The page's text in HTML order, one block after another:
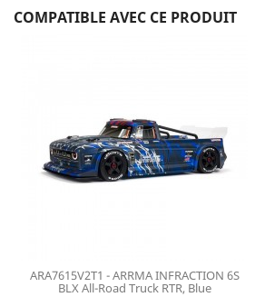
COMPATIBLE AVEC CE PRODUIT
ARA7615V2T1 - ARRMA INFRACTION 6S
BLX All-Road Truck RTR, Blue